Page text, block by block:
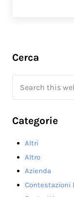
Sidebar
Cerca
Categorie
Altri
Altro
Azienda
Contestazioni